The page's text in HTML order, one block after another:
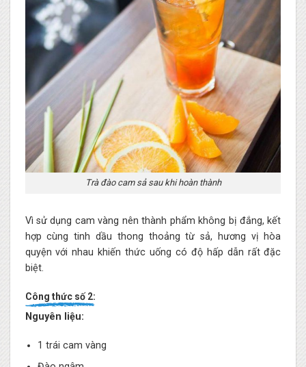
Trà đào cam sả sau khi hoàn thành
Vì sử dụng cam vàng nên thành phẩm không bị đắng, kết
hợp cùng tinh dầu thong thoảng từ sả, hương vị hòa
quyện với nhau khiến thức uống có độ hấp dẫn rất đặc
biệt.
Công thức số 2:
Nguyên liệu:
1 trái cam vàng